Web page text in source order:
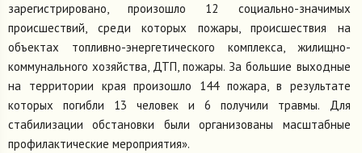
зарегистрировано, произошло 12 социально-значимых
происшествий, среди которых пожары, происшествия на
объектах топливно-энергетического комплекса, жилищно-
коммунального хозяйства, ДТП, пожары. За большие выходные
на территории края произошло 144 пожара, в результате
которых погибли 13 человек и 6 получили травмы. Для
стабилизации обстановки были организованы масштабные
профилактические мероприятия».